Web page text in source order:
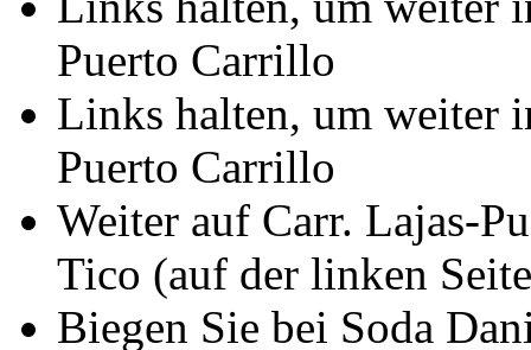
Puerto Carrillo
Links halten, um weiter
Puerto Carrillo
Weiter auf Carr. Lajas-
Tico (auf der linken
Biegen Sie bei Soda